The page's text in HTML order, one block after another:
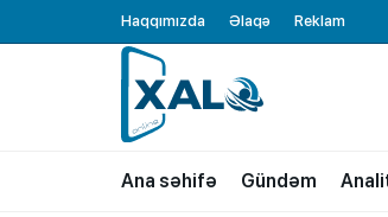
Haqqımızda Əlaqə Reklam
XALQ.ONLINE
ONLAYN PLATFORMA
Ana səhifə Gündəm